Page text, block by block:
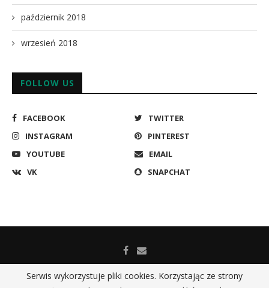
październik 2018
wrzesień 2018
FOLLOW US
FACEBOOK
TWITTER
INSTAGRAM
PINTEREST
YOUTUBE
EMAIL
VK
SNAPCHAT
Serwis wykorzystuje pliki cookies. Korzystając ze strony